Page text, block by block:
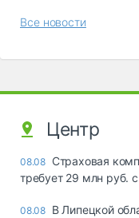
Все новости
Центр
08.08 Страховая
требует 29 млн руб.
08.08 В Липецкой